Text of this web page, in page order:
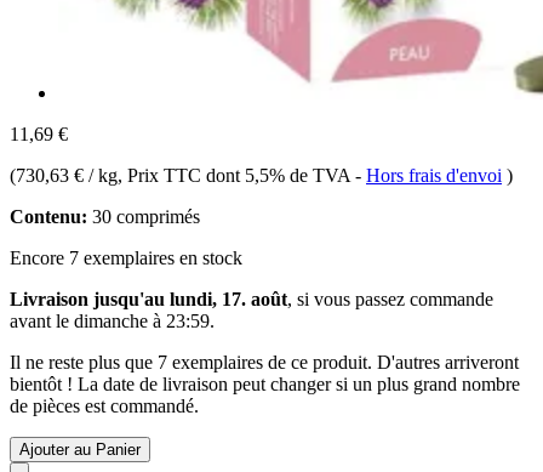
11,69 €
(730,63 € / kg, Prix TTC dont 5,5% de TVA - Hors frais d'envoi )
Contenu: 30 comprimés
Encore 7 exemplaires en stock
Livraison jusqu'au lundi, 17. août, si vous passez commande
avant le dimanche à 23:59.
Il ne reste plus que 7 exemplaires de ce produit. D'autres arriveront
bientôt ! La date de livraison peut changer si un plus grand nombre
de pièces est commandé.
Ajouter au Panier